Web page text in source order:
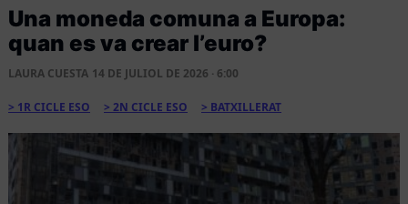
Una moneda comuna a Europa:
quan es va crear l’euro?
LAURA CUESTA 14 DE JULIOL DE 2026 · 6:00
1R CICLE ESO 2N CICLE ESO BATXILLERAT